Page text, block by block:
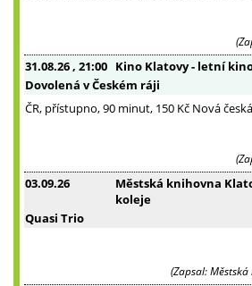
31.08.26 , 21:00 Kino Klatovy - letní
Dovolená v Českém ráji
ČR, přístupno, 90 minut, 150 Kč Nová
03.09.26
Městská knihovna
koleje
Quasi Trio
(Zapsal: